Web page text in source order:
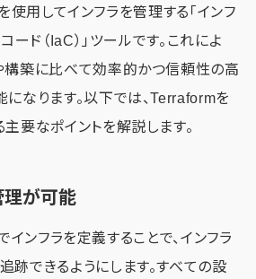
使用してインフラを管理する「インフ
ード（IaC）」ツールです。これによ
構築に比べて効率的かつ信頼性の高
になります。以下では、Terraformを
要なポイントを解説します。
理が可能
インフラを定義することで、インフラ
跡できるようにします。すべての設